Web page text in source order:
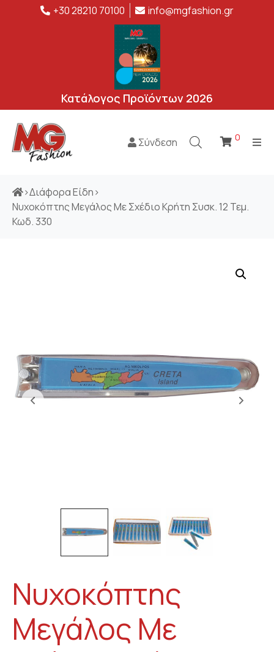
+30 28210 70100 info@mgfashion.gr
Κατάλογος Προϊόντων 2026
Σύνδεση 0
>Διάφορα Είδη>
Νυχοκόπτης Μεγάλος Με Σχέδιο Κρήτη Συσκ. 12 Τεμ.
Κωδ. 330
Νυχοκόπτης
Μεγάλος Με